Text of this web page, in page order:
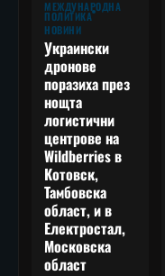
МЕЖДУНАРОДНА
ПОЛИТИКА
НОВИНИ
Украински
дронове
поразиха през
нощта
логистични
центрове на
Wildberries в
Котовск,
Тамбовска
област, и в
Електростал,
Московска
област